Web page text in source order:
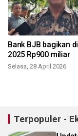
Bank BJB bagikan
2025 Rp900 miliar
Selasa, 28 April 2026
Terpopuler -